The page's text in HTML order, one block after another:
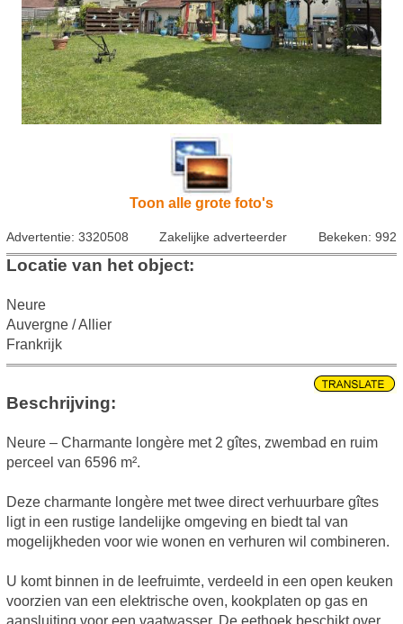
Toon alle grote foto's
Advertentie: 3320508 Zakelijke adverteerder Bekeken: 992
Locatie van het object:
Neure
Auvergne / Allier
Frankrijk
Beschrijving:
Neure – Charmante longère met 2 gîtes, zwembad en ruim
perceel van 6596 m².
Deze charmante longère met twee direct verhuurbare gîtes
ligt in een rustige landelijke omgeving en biedt tal van
mogelijkheden voor wie wonen en verhuren wil combineren.
U komt binnen in de leefruimte, verdeeld in een open keuken
voorzien van een elektrische oven, kookplaten op gas en
aansluiting voor een vaatwasser. De eethoek beschikt over